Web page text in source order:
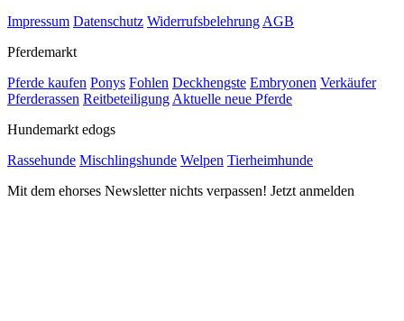
Impressum Datenschutz Widerrufsbelehrung AGB
Pferdemarkt
Pferde kaufen Ponys Fohlen Deckhengste Embryonen Verkäufer
Pferderassen Reitbeteiligung Aktuelle neue Pferde
Hundemarkt edogs
Rassehunde Mischlingshunde Welpen Tierheimhunde
Mit dem ehorses Newsletter nichts verpassen! Jetzt anmelden